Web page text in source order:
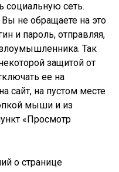
социальную сеть.
не обращаете на это
и пароль, отправляя,
Так
защитой от
ее на
сайт, на пустом месте
мыши и из
«Просмотр